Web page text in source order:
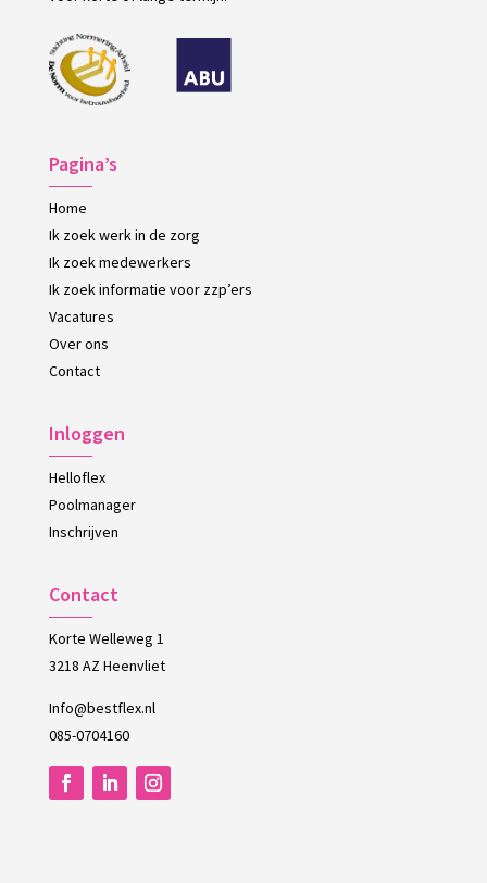
Pagina’s
Home
Ik zoek werk in de zorg
Ik zoek medewerkers
Ik zoek informatie voor zzp’ers
Vacatures
Over ons
Contact
Inloggen
Helloflex
Poolmanager
Inschrijven
Contact
Korte Welleweg 1
3218 AZ Heenvliet
Info@bestflex.nl
085-0704160